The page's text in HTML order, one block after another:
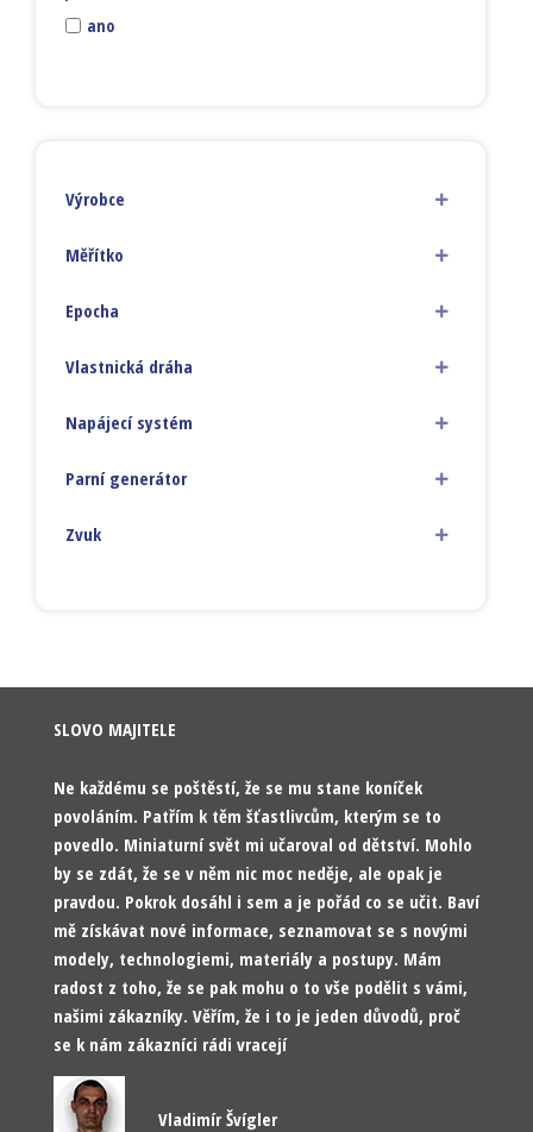
ano
Výrobce
Měřítko
Epocha
Vlastnická dráha
Napájecí systém
Parní generátor
Zvuk
SLOVO MAJITELE
Ne každému se poštěstí, že se mu stane koníček
povoláním. Patřím k těm šťastlivcům, kterým se to
povedlo. Miniaturní svět mi učaroval od dětství. Mohlo
by se zdát, že se v něm nic moc neděje, ale opak je
pravdou. Pokrok dosáhl i sem a je pořád co se učit. Baví
mě získávat nové informace, seznamovat se s novými
modely, technologiemi, materiály a postupy. Mám
radost z toho, že se pak mohu o to vše podělit s vámi,
našimi zákazníky. Věřím, že i to je jeden důvodů, proč
se k nám zákazníci rádi vracejí
Vladimír Švígler